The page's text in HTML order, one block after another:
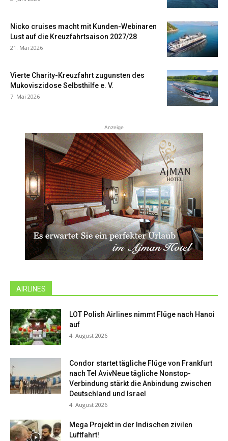
Nicko cruises macht mit Kunden-Webinaren
Lust auf die Kreuzfahrtsaison 2027/28
21. Mai 2026
Vierte Charity-Kreuzfahrt zugunsten des
Mukoviszidose Selbsthilfe e. V.
7. Mai 2026
Anzeige
AIRLINES
LOT Polish Airlines nimmt Flüge nach Hanoi
auf
4. August 2026
Condor startet tägliche Flüge von Frankfurt
nach Tel AvivNeue tägliche Nonstop-
Verbindung stärkt die Anbindung zwischen
Deutschland und Israel
4. August 2026
Mega Projekt in der Indischen zivilen
Luftfahrt!